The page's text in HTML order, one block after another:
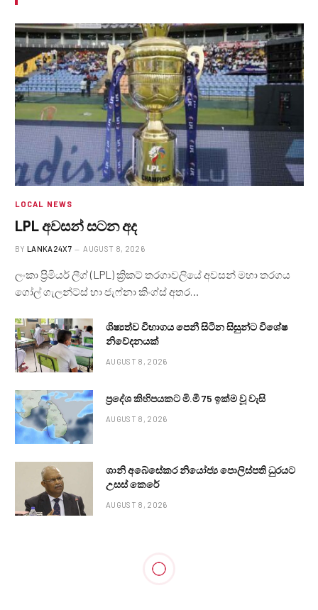
LOCAL NEWS
LPL අවසන් සටන අද
BY LANKA24X7 AUGUST 8, 2026
ලංකා ප්‍රිමියර් ලීග් (LPL) ක්‍රිකට් තරගාවලියේ අවසන් මහා තරගය
ගෝල් ගැලන්ට්ස් හා ජැෆ්නා කිංග්ස් අතර…
ශිෂ්‍යත්ව විභාගය පෙනී සිටින සිසුන්ට විශේෂ
නිවේදනයක්
AUGUST 8, 2026
ප්‍රදේශ කිහිපයකට මි.මී 75 ඉක්ම වූ වැසි
AUGUST 8, 2026
ශානි අබේසේකර නියෝජ්‍ය පොලිස්පති ධුරයට
උසස් කෙරේ
AUGUST 8, 2026